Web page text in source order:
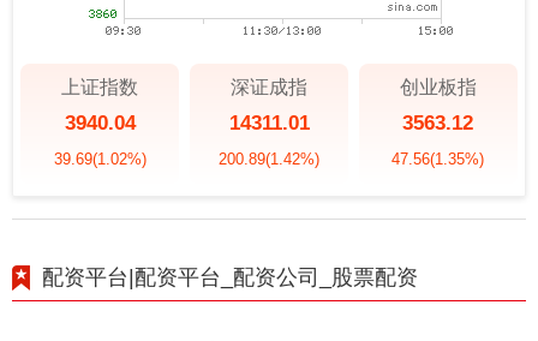
上证指数
3940.04
39.69(1.02%)
深证成指
14311.01
200.89(1.42%)
创业板指
3563.12
47.56(1.35%)
配资平台|配资平台_配资公司_股票配资